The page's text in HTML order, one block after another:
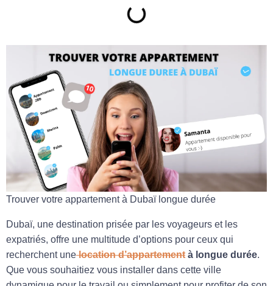
Trouver votre appartement à Dubaï longue durée
Dubaï, une destination prisée par les voyageurs et les
expatriés, offre une multitude d’options pour ceux qui
recherchent une location d’appartement à longue durée.
Que vous souhaitiez vous installer dans cette ville